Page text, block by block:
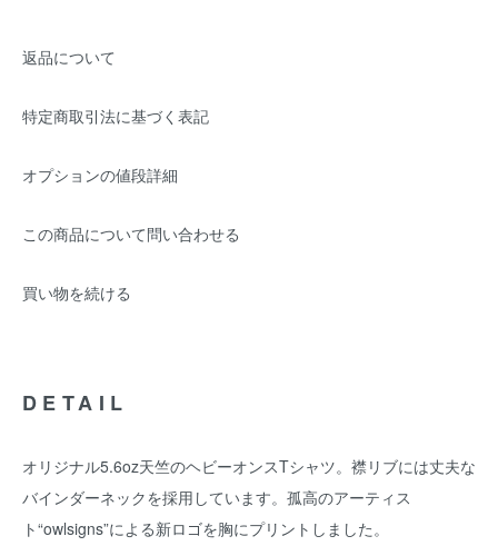
返品について
特定商取引法に基づく表記
オプションの値段詳細
この商品について問い合わせる
買い物を続ける
DETAIL
オリジナル5.6oz天竺のヘビーオンスTシャツ。襟リブには丈夫な
バインダーネックを採用しています。孤高のアーティス
ト“owlsigns”による新ロゴを胸にプリントしました。